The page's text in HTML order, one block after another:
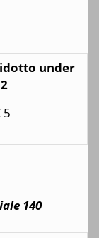
under
5
140